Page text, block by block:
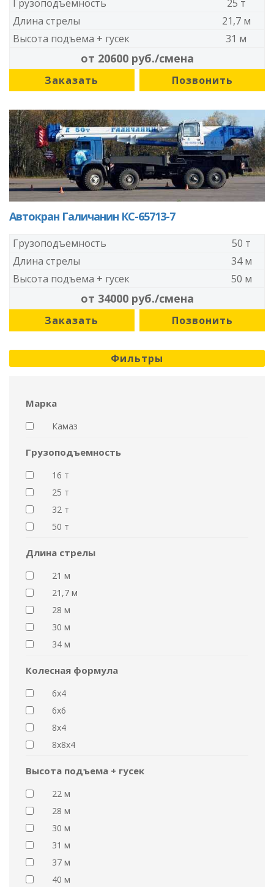
Грузоподъемность
25 т
Длина стрелы
21,7 м
Высота подъема + гусек
31 м
от 20600 руб./смена
Заказать Позвонить
Автокран Галичанин КС-65713-7
Грузоподъемность
50 т
Длина стрелы
34 м
Высота подъема + гусек
50 м
от 34000 руб./смена
Заказать Позвонить
Фильтры
Марка
Камаз
Грузоподъемность
16 т
25 т
32 т
50 т
Длина стрелы
21 м
21,7 м
28 м
30 м
34 м
Колесная формула
6x4
6x6
8x4
8x8x4
Высота подъема + гусек
22 м
28 м
30 м
31 м
37 м
40 м